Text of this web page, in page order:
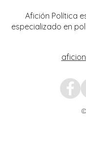
Afición Política
especializado en